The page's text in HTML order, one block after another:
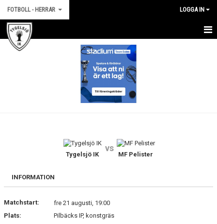
FOTBOLL - HERRAR LOGGA IN
HEM
MATCHER
Tygelsjö IK
vs
MF Pelister
INFORMATION
Matchstart:
fre 21 augusti, 19:00
Plats:
Pilbäcks IP, konstgräs